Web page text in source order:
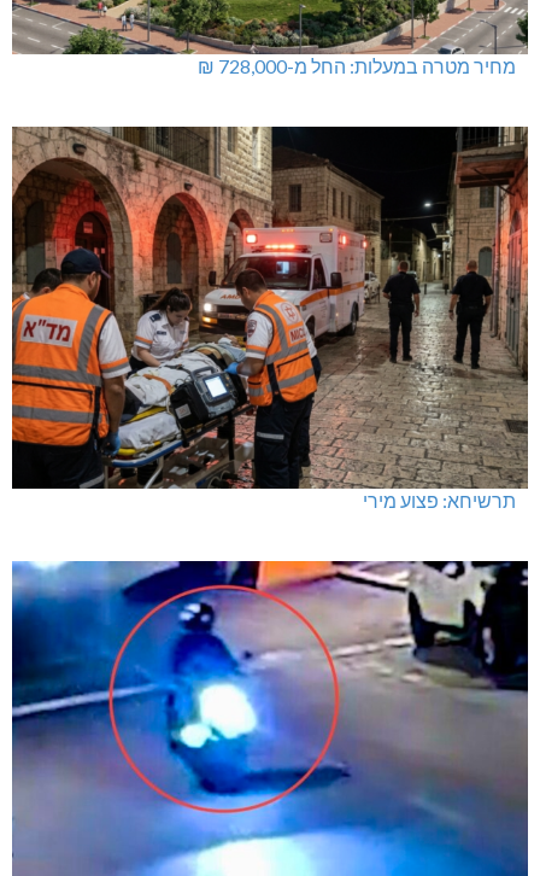
מחיר מטרה במעלות: החל מ-728,000 ₪
תרשיחא: פצוע מירי